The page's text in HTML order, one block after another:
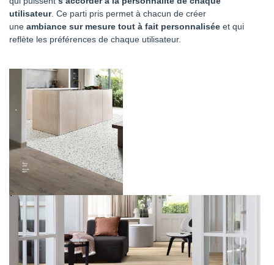
utilisateur. Ce parti pris permet à chacun de créer
une ambiance sur mesure tout à fait personnalisée et qui
reflète les préférences de chaque utilisateur.